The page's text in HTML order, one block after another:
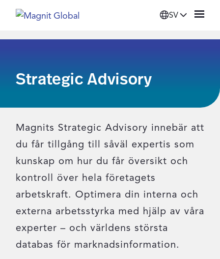
SV
Lösningar
Info
Leverantörer
Om oss
Kontakta oss
Strategic Advisory
Magnits Strategic Advisory innebär att
du får tillgång till såväl expertis som
kunskap om hur du får översikt och
kontroll över hela företagets
arbetskraft. Optimera din interna och
externa arbetsstyrka med hjälp av våra
experter – och världens största
databas för marknadsinformation.